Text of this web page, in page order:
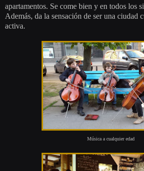
apartamentos. Se come bien y en todos los
Además, da la sensación de ser una ciudad
activa.
Música a cualquier edad